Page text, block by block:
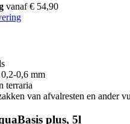
vanaf € 54,90
0,6 mm
terraria
van afvalresten en ander
plus, 5l